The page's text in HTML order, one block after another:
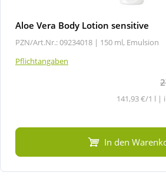
Aloe Vera Body Lotion sensitive
PZN/Art.Nr.: 09234018 | 150 ml, Emulsion
Pflichtangaben
141,93 €/1 l |
In den